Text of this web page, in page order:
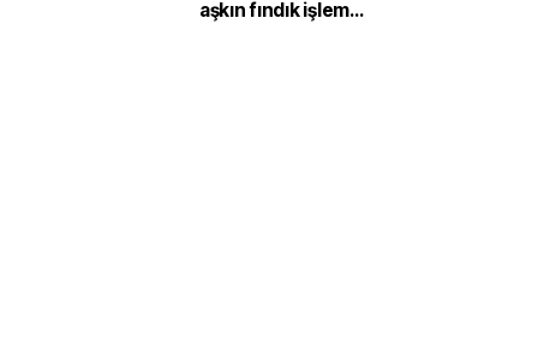
aşkın fındık işlem